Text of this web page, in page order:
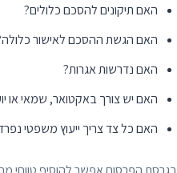
האם תיקונים להסכם כלולים?
האם הגשת ההסכם לאישור
האם נדרשות אגרות?
האם יש צורך באקטואר, שמאי או
האם כל צד צריך ייעוץ משפטי